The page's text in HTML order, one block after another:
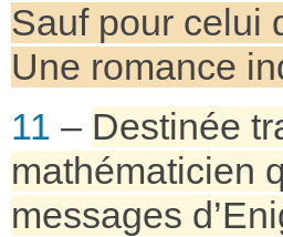
Sauf pour celui
Une romance
11 – Destinée
mathématicien
messages